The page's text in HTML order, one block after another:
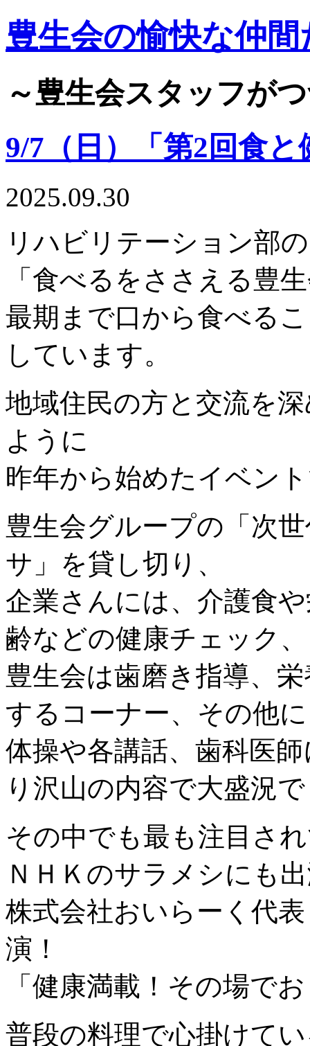
豊生会の愉快な仲間
～豊生会スタッフが
9/7（日）「第2回食
2025.09.30
リハビリテーション部
「食べるをささえる豊
最期まで口から食べる
しています。
地域住民の方と交流を
ように
昨年から始めたイベン
豊生会グループの「次
サ」を貸し切り、
企業さんには、介護食
齢などの健康チェック、
豊生会は歯磨き指導、
するコーナー、その他に
体操や各講話、歯科医
り沢山の内容で大盛況
その中でも最も注目さ
ＮＨＫのサラメシにも
株式会社おいらーく代
演！
「健康満載！その場で
普段の料理で心掛けて